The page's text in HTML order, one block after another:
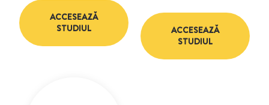
ACCESEAZĂ
STUDIUL
ACCESEAZĂ
STUDIUL